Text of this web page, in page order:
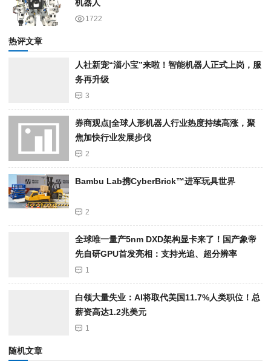
机器人
1722
热评文章
人社新宠“淄小宝”来啦！智能机器人正式上岗，服
务再升级
3
券商观点|全球人形机器人行业热度持续高涨，聚
焦加快行业发展步伐
2
Bambu Lab携Cyber​​Brick™进军玩具世界
2
全球唯一量产5nm DXD架构显卡来了！国产象帝
先自研GPU首发亮相：支持光追、超分辨率
1
白领大量失业：AI将取代美国11.7%人类职位！总
薪资高达1.2兆美元
1
随机文章